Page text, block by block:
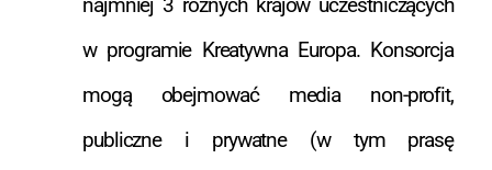
w programie Kreatywna Europa. Konsorcja
mogą obejmować media non-profit,
publiczne i prywatne (w tym prasę